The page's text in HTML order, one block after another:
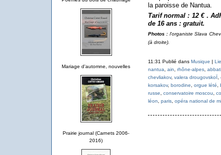
Mariage d'automne, nouvelles
Prairie journal (Carnets 2006-
2016)
la paroisse de Nantua.
Tarif normal : 12 € .
de 16 ans : gratuit.
Photos : l'organiste Slava
(à droite).
11:31 Publié dans Musique
nantua, ain, rhône-alpes,
chevliakov, valera drougovskoÏ ,
korsakov, borodine, orgue lété,
russe, conservatoire moscou,
léon, paris, opéra national de